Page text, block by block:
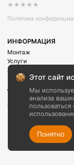
★★★★★
Политика
ИНФОРМАЦИЯ
Монтаж
Услуги
Акции
Рассрочка
Доставка и оплата
О компании
Контакты
Этот сайт
Мы
анализа
Понятно